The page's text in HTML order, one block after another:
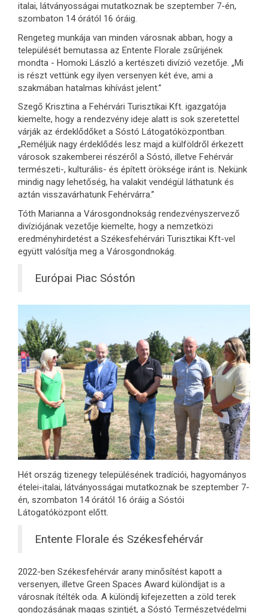
italai, látványosságai mutatkoznak be szeptember 7-én,
szombaton 14 órától 16 óráig.
Rengeteg munkája van minden városnak abban, hogy a
települését bemutassa az Entente Florale zsűrijének
mondta - Homoki László a kertészeti divízió vezetője. „Mi
is részt vettünk egy ilyen versenyen két éve, ami a
szakmában hatalmas kihívást jelent.”
Szegő Krisztina a Fehérvári Turisztikai Kft. igazgatója
kiemelte, hogy a rendezvény ideje alatt is sok szeretettel
várják az érdeklődőket a Sóstó Látogatóközpontban.
„Reméljük nagy érdeklődés lesz majd a külföldről érkezett
városok szakemberei részéről a Sóstó, illetve Fehérvár
természeti-, kulturális- és épített öröksége iránt is. Nekünk
mindig nagy lehetőség, ha valakit vendégül láthatunk és
aztán visszavárhatunk Fehérvárra.”
Tóth Marianna a Városgondnokság rendezvényszervező
divíziójának vezetője kiemelte, hogy a nemzetközi
eredményhirdetést a Székesfehérvári Turisztikai Kft-vel
együtt valósítja meg a Városgondnokág.
Európai Piac Sóstón
Hét ország tizenegy településének tradíciói, hagyományos
ételei-italai, látványosságai mutatkoznak be szeptember 7-
én, szombaton 14 órától 16 óráig a Sóstói
Látogatóközpont előtt.
Entente Florale és Székesfehérvár
2022-ben Székesfehérvár arany minősítést kapott a
versenyen, illetve Green Spaces Award különdíjat is a
városnak ítélték oda. A különdíj kifejezetten a zöld terek
gondozásának magas szintjét, a Sóstó Természetvédelmi